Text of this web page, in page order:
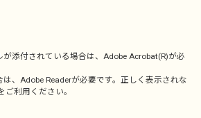
添付されている場合は、 Adobe Acrobat(R)が必
、 Adobe Readerが必要です。正しく表示されな
ご利用ください。